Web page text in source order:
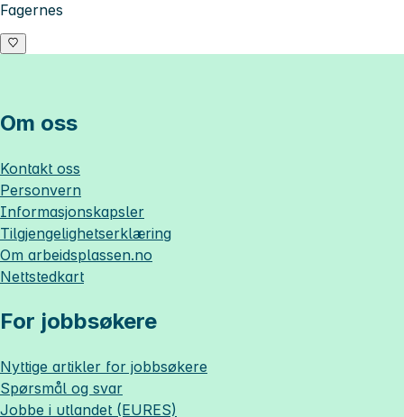
Fagernes
Om oss
Kontakt oss
Personvern
Informasjonskapsler
Tilgjengelighetserklæring
Om arbeidsplassen.no
Nettstedkart
For jobbsøkere
Nyttige artikler for jobbsøkere
Spørsmål og svar
Jobbe i utlandet (EURES)